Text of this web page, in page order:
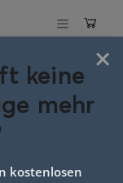
×
keine
mehr
kostenlosen